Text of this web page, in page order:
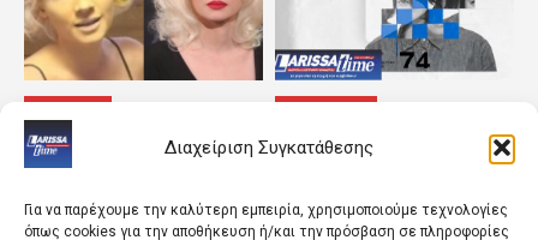
Διαχείριση Συγκατάθεσης
Για να παρέχουμε την καλύτερη εμπειρία, χρησιμοποιούμε τεχνολογίες
όπως cookies για την αποθήκευση ή/και την πρόσβαση σε πληροφορίες
LIFESTYLE
Μόλις μαθεύτnκε για
Τζούλια Αλεξανδράτου –
ΠΟΛΙΤΙΣΜΟΣ
Αλμοδοβάρ και 24 νέες